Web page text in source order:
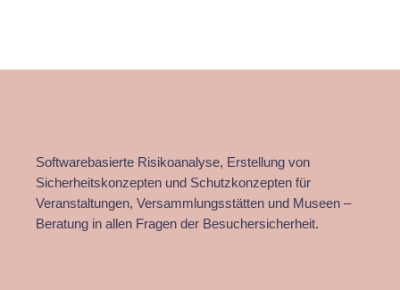
Softwarebasierte Risikoanalyse, Erstellung von
Sicherheitskonzepten und Schutzkonzepten für
Veranstaltungen, Versammlungsstätten und Museen –
Beratung in allen Fragen der Besuchersicherheit.